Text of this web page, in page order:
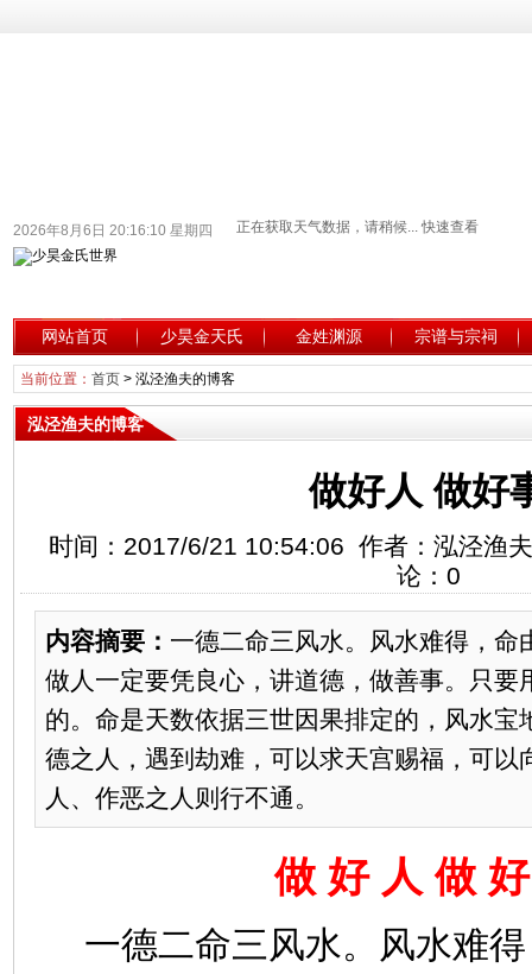
2026年8月6日 20:16:11 星期四
网站首页 少昊金天氏 金姓渊源 宗谱与宗祠
当前位置： 首页> 泓泾渔夫的博客
泓泾渔夫的博客
做好人 做好
时间：2017/6/21 10:54:06 作者：泓泾渔
论：0
内容摘要： 一德二命三风水。风水难得，命
做人一定要凭良心，讲道德，做善事。只要
的。命是天数依据三世因果排定的，风水宝
德之人，遇到劫难，可以求天宫赐福，可以
人、作恶之人则行不通。
做 好 人 做 好
一德二命三风水。风水难